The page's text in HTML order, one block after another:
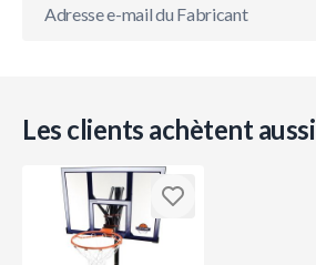
Adresse e-mail du Fabricant
Les clients achètent aussi